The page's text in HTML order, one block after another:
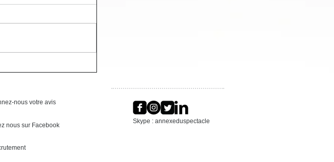
nous votre avis
nous sur Facebook
Skype : annexeduspectacle